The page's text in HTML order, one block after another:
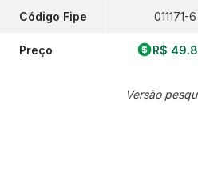
Código Fipe
Preço
011171-6
R$
Versão